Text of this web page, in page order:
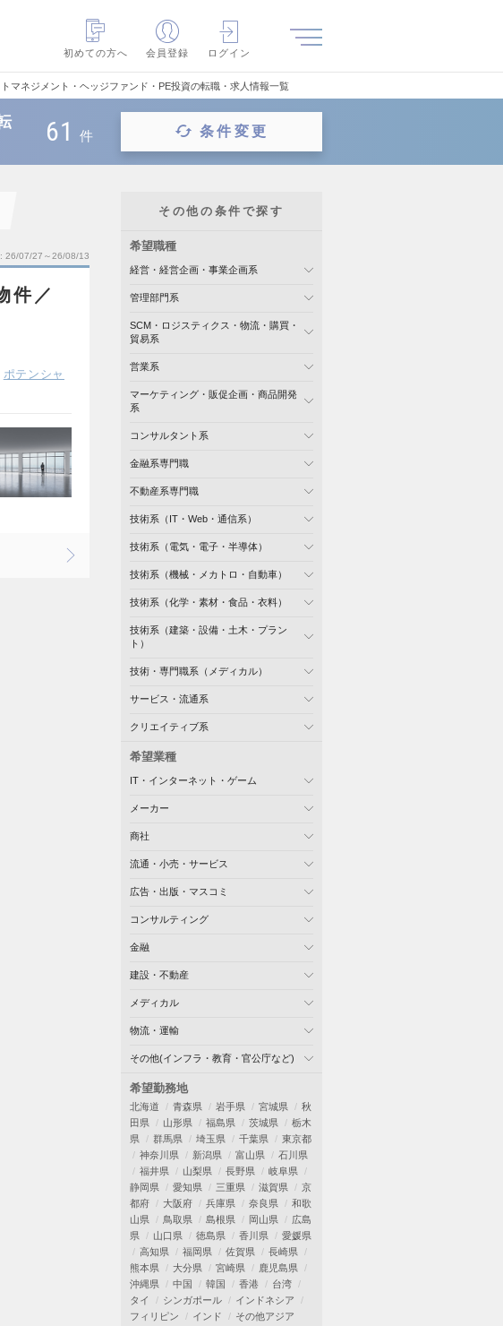
初めての方へ
会員登録 ログイン
マネジメント・ヘッジファンド・PE投資の転職・求人情報一覧
61 件 条件変更
26/07/27～26/08/13
件／
ポテンシャ
その他の条件で探す
希望職種
経営・経営企画・事業企画系
管理部門系
SCM・ロジスティクス・物流・購買・
貿易系
営業系
マーケティング・販促企画・商品開発
系
コンサルタント系
金融系専門職
不動産系専門職
技術系（IT・Web・通信系）
技術系（電気・電子・半導体）
技術系（機械・メカトロ・自動車）
技術系（化学・素材・食品・衣料）
技術系（建築・設備・土木・プラン
ト）
技術・専門職系（メディカル）
サービス・流通系
クリエイティブ系
希望業種
IT・インターネット・ゲーム
メーカー
商社
流通・小売・サービス
広告・出版・マスコミ
コンサルティング
金融
建設・不動産
メディカル
物流・運輸
その他(インフラ・教育・官公庁など)
希望勤務地
北海道 青森県 岩手県 宮城県
秋
田県
山形県 福島県 茨城県
栃木
県
群馬県 埼玉県 千葉県
東京都
神奈川県
新潟県 富山県
石川県
福井県
山梨県 長野県
岐阜県
静岡県
愛知県 三重県 滋賀県
京
都府
大阪府 兵庫県 奈良県
和歌
山県
鳥取県 島根県 岡山県
広島
県
山口県 徳島県 香川県
愛媛県
高知県
福岡県 佐賀県
長崎県
熊本県
大分県 宮崎県
鹿児島県
沖縄県
中国 韓国 香港
台湾
タイ
シンガポール
インドネシア
フィリピン
インド
その他アジア